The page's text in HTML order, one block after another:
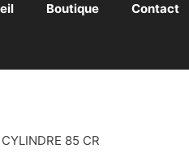
Boutique Contact
85 CR